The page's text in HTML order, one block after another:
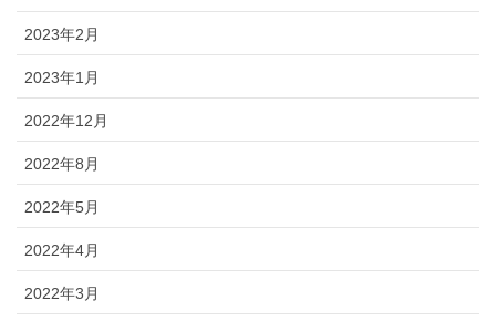
2023年2月
2023年1月
2022年12月
2022年8月
2022年5月
2022年4月
2022年3月